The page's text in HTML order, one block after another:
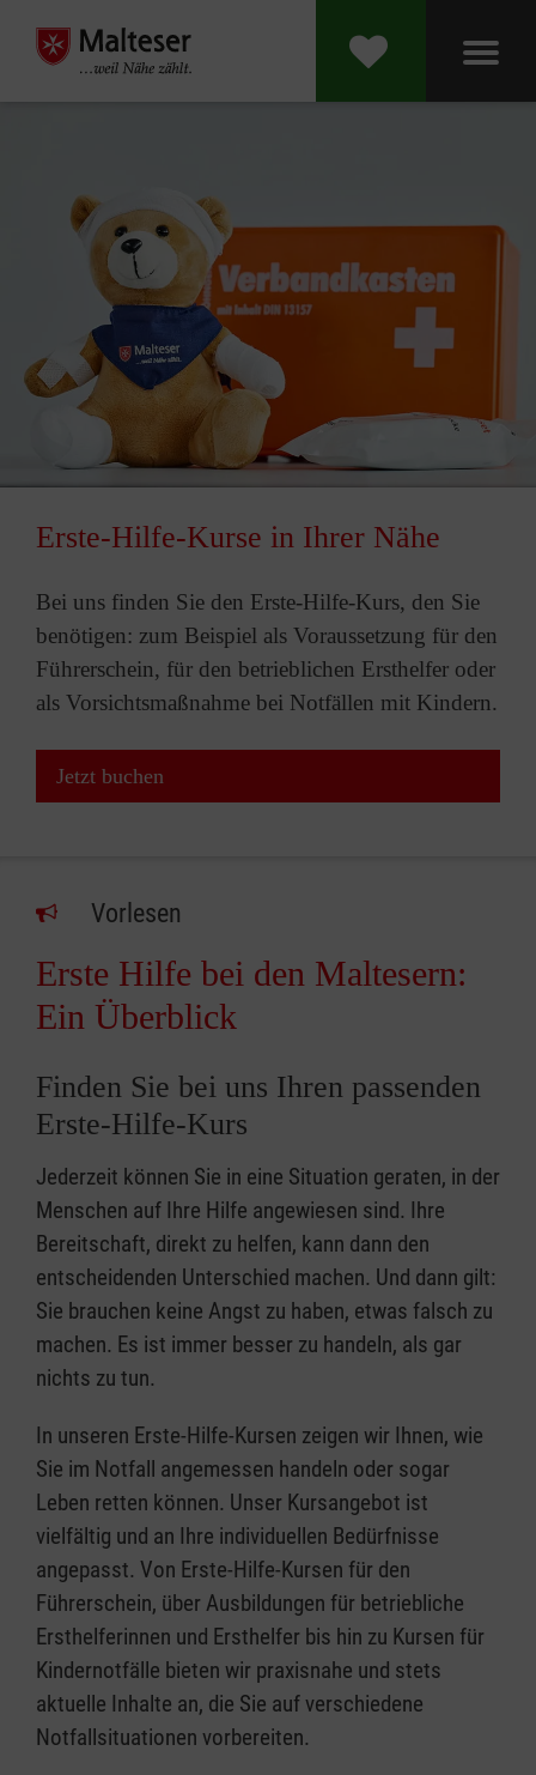
Erste-Hilfe-Kurse in Ihrer Nähe
Bei uns finden Sie den Erste-Hilfe-Kurs, den Sie
benötigen: zum Beispiel als Voraussetzung für den
Führerschein, für den betrieblichen Ersthelfer oder
als Vorsichtsmaßnahme bei Notfällen mit Kindern.
Jetzt buchen
Vorlesen
Erste Hilfe bei den Maltesern:
Ein Überblick
Finden Sie bei uns Ihren passenden
Erste-Hilfe-Kurs
Jederzeit können Sie in eine Situation geraten, in der
Menschen auf Ihre Hilfe angewiesen sind. Ihre
Bereitschaft, direkt zu helfen, kann dann den
entscheidenden Unterschied machen. Und dann gilt:
Sie brauchen keine Angst zu haben, etwas falsch zu
machen. Es ist immer besser zu handeln, als gar
nichts zu tun.
In unseren Erste-Hilfe-Kursen zeigen wir Ihnen, wie
Sie im Notfall angemessen handeln oder sogar
Leben retten können. Unser Kursangebot ist
vielfältig und an Ihre individuellen Bedürfnisse
angepasst. Von Erste-Hilfe-Kursen für den
Führerschein, über Ausbildungen für betriebliche
Ersthelferinnen und Ersthelfer bis hin zu Kursen für
Kindernotfälle bieten wir praxisnahe und stets
aktuelle Inhalte an, die Sie auf verschiedene
Notfallsituationen vorbereiten.